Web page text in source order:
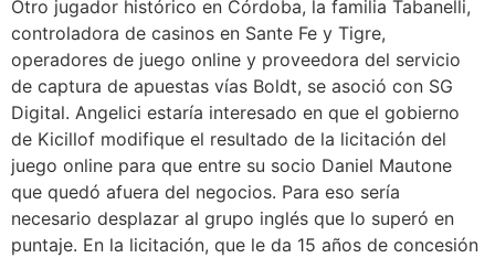
Otro jugador histórico en Córdoba, la familia Tabanelli,
controladora de casinos en Sante Fe y Tigre,
operadores de juego online y proveedora del servicio
de captura de apuestas vías Boldt, se asoció con SG
Digital. Angelici estaría interesado en que el gobierno
de Kicillof modifique el resultado de la licitación del
juego online para que entre su socio Daniel Mautone
que quedó afuera del negocios. Para eso sería
necesario desplazar al grupo inglés que lo superó en
puntaje. En la licitación, que le da 15 años de concesión